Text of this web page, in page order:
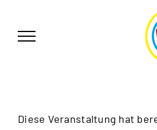
springen
Diese Veranstaltung hat